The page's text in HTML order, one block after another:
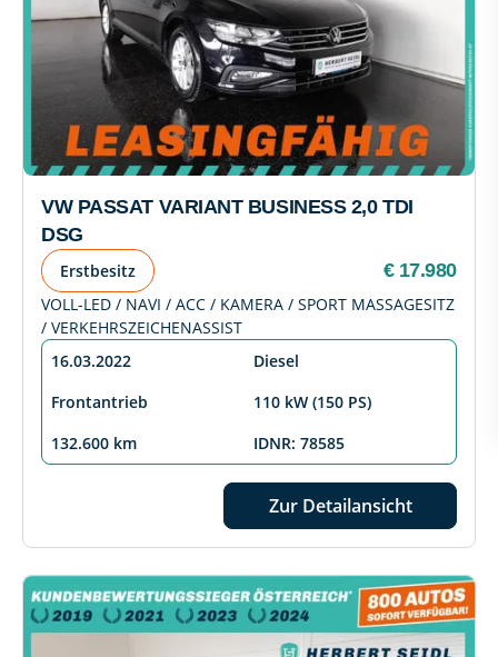
VW PASSAT VARIANT BUSINESS 2,0 TDI
DSG
Erstbesitz € 17.980
VOLL-LED / NAVI / ACC / KAMERA / SPORT MASSAGESITZ
/ VERKEHRSZEICHENASSIST
16.03.2022
Diesel
Frontantrieb
110 kW (150 PS)
132.600 km
IDNR: 78585
Zur Detailansicht